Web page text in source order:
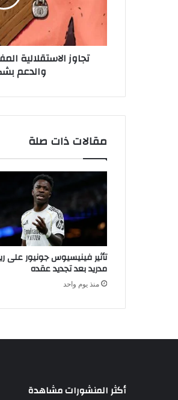
س
ا
ا
ل
م
ف
ة
ا
س
ت
ق
ا
و
تجاوز الاستقلالية
والدعم
مقالات ذات صلة
تأثير فينيسيوس جونيور على
مدريد بعد تجديد عقده
منذ يوم واحد
أكثر المنشورات مشاهدة